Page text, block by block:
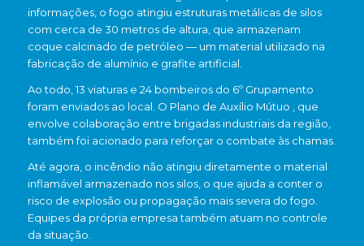
informações, o fogo atingiu estruturas metálicas de silos
com cerca de 30 metros de altura, que armazenam
coque calcinado de petróleo — um material utilizado na
fabricação de alumínio e grafite artificial.
Ao todo, 13 viaturas e 24 bombeiros do 6º Grupamento
foram enviados ao local. O Plano de Auxílio Mútuo , que
envolve colaboração entre brigadas industriais da região,
também foi acionado para reforçar o combate às chamas.
Até agora, o incêndio não atingiu diretamente o material
inflamável armazenado nos silos, o que ajuda a conter o
risco de explosão ou propagação mais severa do fogo.
Equipes da própria empresa também atuam no controle
da situação.